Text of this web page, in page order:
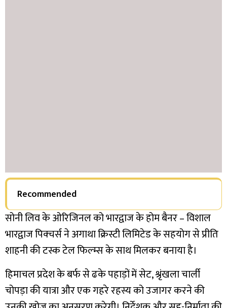
Recommended
सोनी लिव के ओरिजिनल को भारद्वाज के होम बैनर – विशाल
भारद्वाज पिक्चर्स ने अगाथा क्रिस्टी लिमिटेड के सहयोग से प्रीति
शाहनी की टस्क टेल फिल्म्स के साथ मिलकर बनाया है।
हिमाचल प्रदेश के बर्फ से ढके पहाड़ों में सेट, श्रृंखला चार्ली
चोपड़ा की यात्रा और एक गहरे रहस्य को उजागर करने की